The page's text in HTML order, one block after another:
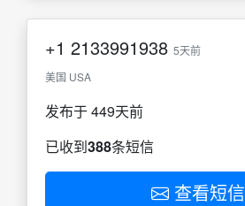
+1 2133991938 5天前
美国 USA
发布于 449天前
已收到388条短信
查看短信